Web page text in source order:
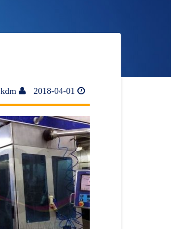
2018-04-01
kdm